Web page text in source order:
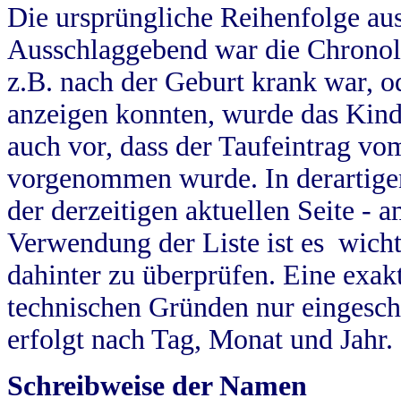
Die ursprüngliche Reihenfolge
Ausschlaggebend war die
z.B. nach der Geburt krank war,
anzeigen konnten, wurde das
auch vor, dass der Taufeintrag
vorgenommen wurde. In
der derzeitigen aktuellen Seite -
Verwendung der Liste ist es
dahinter zu überprüfen. Eine
technischen Gründen nur
erfolgt nach Tag, Monat und Jahr.
Schreibweise der Namen